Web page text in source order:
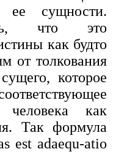
ее сущности.
что это
как будто
от толкования
которое
человека как
Так формула
est adaequ-atio